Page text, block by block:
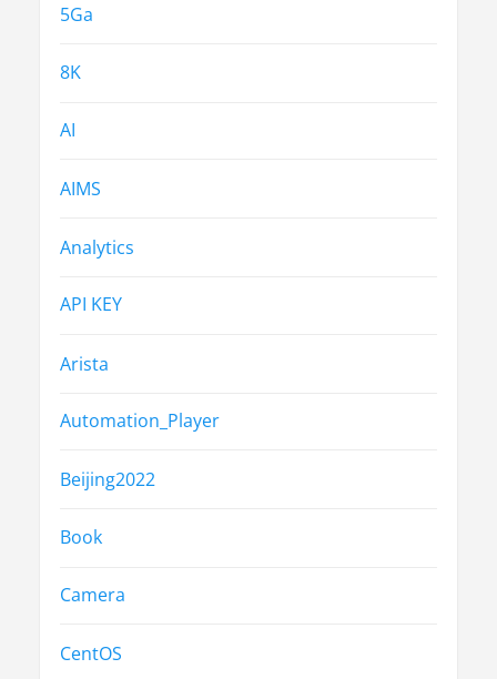
5Ga
8K
AI
AIMS
Analytics
API KEY
Arista
Automation_Player
Beijing2022
Book
Camera
CentOS